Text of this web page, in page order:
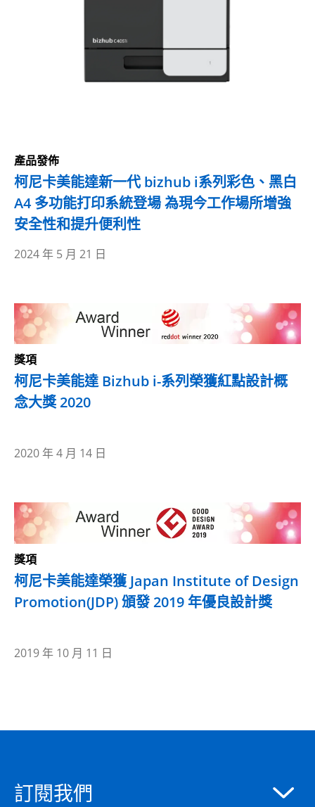
產品發佈
柯尼卡美能達新一代 bizhub i系列彩色、黑白
A4 多功能打印系統登場 為現今工作場所增強
安全性和提升便利性
2024 年 5 月 21 日
獎項
柯尼卡美能達 Bizhub i-系列榮獲紅點設計概
念大獎 2020
2020 年 4 月 14 日
獎項
柯尼卡美能達榮獲 Japan Institute of Design
Promotion(JDP) 頒發 2019 年優良設計獎
2019 年 10 月 11 日
訂閱我們